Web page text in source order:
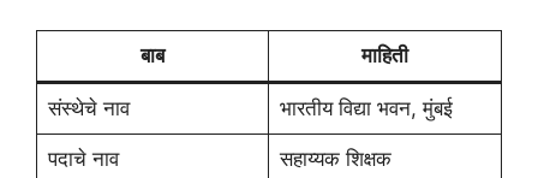
बाब माहिती
संस्थेचे नाव भारतीय विद्या भवन, मुंबई
पदाचे नाव सहाय्यक शिक्षक